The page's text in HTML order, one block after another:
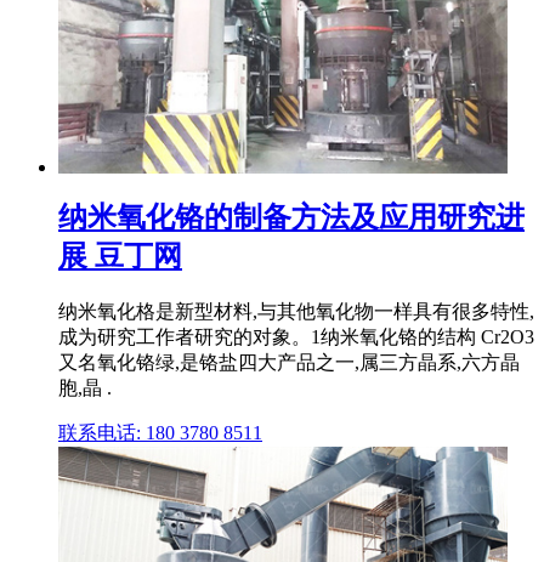
纳米氧化铬的制备方法及应用研究进
展 豆丁网
纳米氧化格是新型材料,与其他氧化物一样具有很多特性,
成为研究工作者研究的对象。1纳米氧化铬的结构 Cr2O3
又名氧化铬绿,是铬盐四大产品之一,属三方晶系,六方晶
胞,晶 .
联系电话: 180 3780 8511